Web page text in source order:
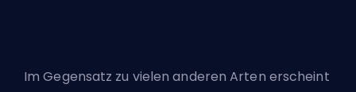
Im Gegensatz zu vielen anderen Arten erscheint